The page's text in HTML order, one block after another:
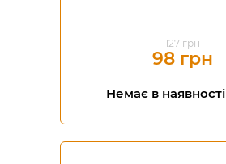
127 грн
98 грн
Немає в наявності